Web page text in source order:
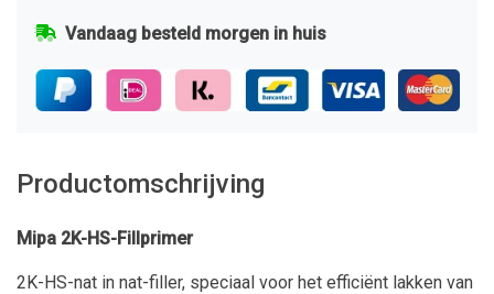
Vandaag besteld morgen in huis
Productomschrijving
Mipa 2K-HS-Fillprimer
2K-HS-nat in nat-filler, speciaal voor het efficiënt lakken van